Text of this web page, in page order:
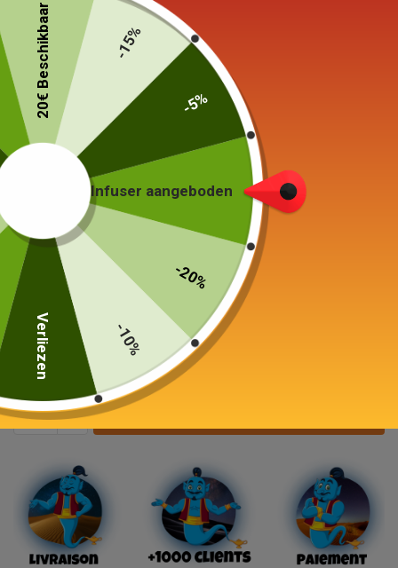
Japanse theepot
Tetsubin Oitomi 800ml
339,00 €
19 in voorraad
Infuser aangeboden
-20%
-10%
Verliezen
20€ Beschikbaar -15%
-5%